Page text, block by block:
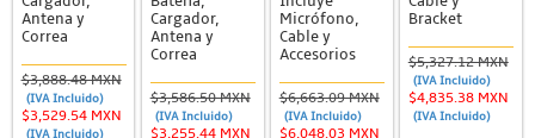
Antena y
Correa
$3,888.48 MXN
(IVA Incluido)
$3,529.54 MXN
(IVA Incluido)
Cargador,
Antena y
Correa
$3,586.50 MXN
(IVA Incluido)
$3,255.44 MXN
Micrófono,
Cable y
Accesorios
$6,663.09 MXN
(IVA Incluido)
$6,048.03 MXN
Bracket
$5,327.12 MXN
(IVA Incluido)
$4,835.38 MXN
(IVA Incluido)